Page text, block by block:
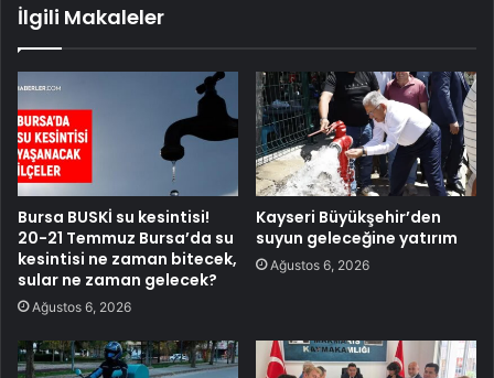
İlgili Makaleler
Bursa BUSKİ su kesintisi!
20-21 Temmuz Bursa’da su
kesintisi ne zaman bitecek,
sular ne zaman gelecek?
Ağustos 6, 2026
Kayseri Büyükşehir’den
suyun geleceğine yatırım
Ağustos 6, 2026